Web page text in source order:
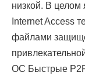
низкой. В целом
Internet Access
файлами
ОС Быстрые